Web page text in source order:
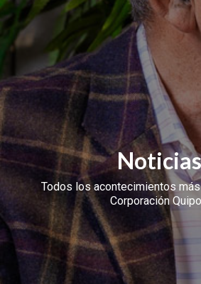
Noticias
Todos los acontecimientos
Corporación